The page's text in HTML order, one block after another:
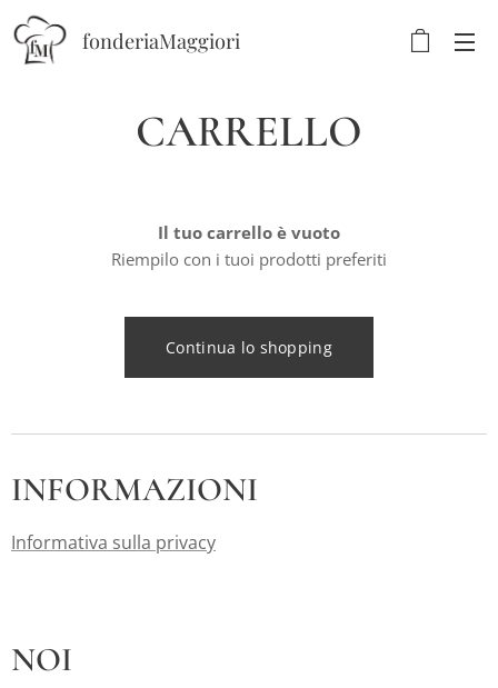
fonderiaMaggiori
CARRELLO
Il tuo carrello è vuoto
Riempilo con i tuoi prodotti preferiti
Continua lo shopping
INFORMAZIONI
Informativa sulla privacy
NOI